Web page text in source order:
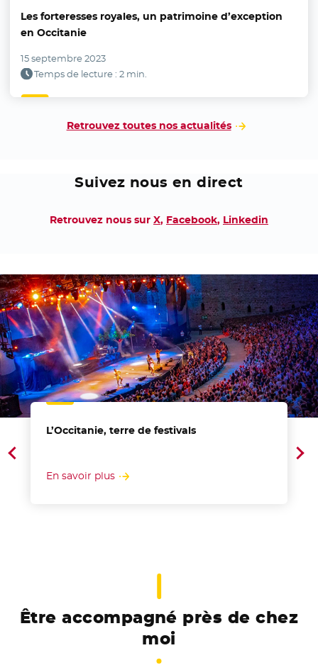
Les forteresses royales, un patrimoine d’exception
en Occitanie
15 septembre 2023
Temps de lecture : 2 min.
Retrouvez toutes nos actualités
Suivez nous en direct
Retrouvez nous sur X- Nouvelle fenêtre
, Facebook- Nouvelle fenêtre
, Linkedin
L’Occitanie, terre de festivals
En savoir plus
Afficher la sélection d'actualité précédente
Être accompagné près de chez
moi